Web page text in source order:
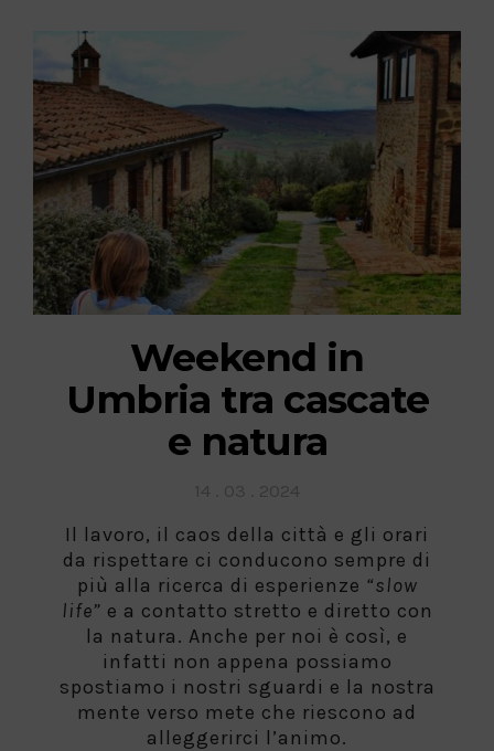
Weekend in
Umbria tra cascate
e natura
Il lavoro, il caos della città e gli orari
da rispettare ci conducono sempre di
più alla ricerca di esperienze “slow
life” e a contatto stretto e diretto con
la natura. Anche per noi è così, e
infatti non appena possiamo
spostiamo i nostri sguardi e la nostra
mente verso mete che riescono ad
alleggerirci l’animo.